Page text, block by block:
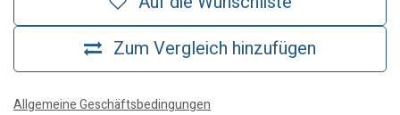
Zum Vergleich hinzufügen
Allgemeine Geschäftsbedingungen